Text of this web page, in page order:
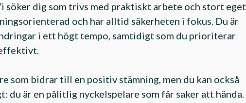
söker dig som trivs med praktiskt arbete och stort eget
och har alltid säkerheten i fokus. Du är
i ett högt tempo, samtidigt som du prioriterar
som bidrar till en positiv stämning, men du kan också
du är en pålitlig nyckelspelare som får saker att hända.